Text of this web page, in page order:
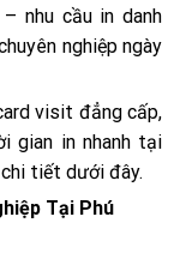
nhu cầu in danh
nghiệp ngày
visit đẳng cấp,
gian in nhanh tại
tiết dưới đây.
Tại Phú